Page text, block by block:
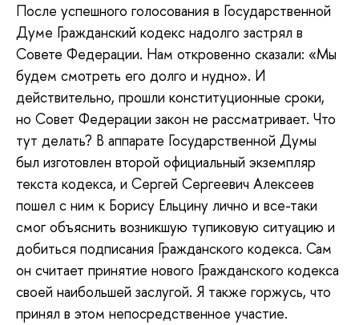
После успешного голосования в Государственной
Думе Гражданский кодекс надолго застрял в
Совете Федерации. Нам откровенно сказали: «Мы
будем смотреть его долго и нудно». И
действительно, прошли конституционные сроки,
но Совет Федерации закон не рассматривает. Что
тут делать? В аппарате Государственной Думы
был изготовлен второй официальный экземпляр
текста кодекса, и Сергей Сергеевич Алексеев
пошел с ним к Борису Ельцину лично и все-таки
смог объяснить возникшую тупиковую ситуацию и
добиться подписания Гражданского кодекса. Сам
он считает принятие нового Гражданского кодекса
своей наибольшей заслугой. Я также горжусь, что
принял в этом непосредственное участие.